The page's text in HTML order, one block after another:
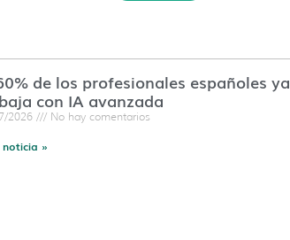
de los profesionales españoles ya
con IA avanzada
2026 No hay comentarios
noticia »